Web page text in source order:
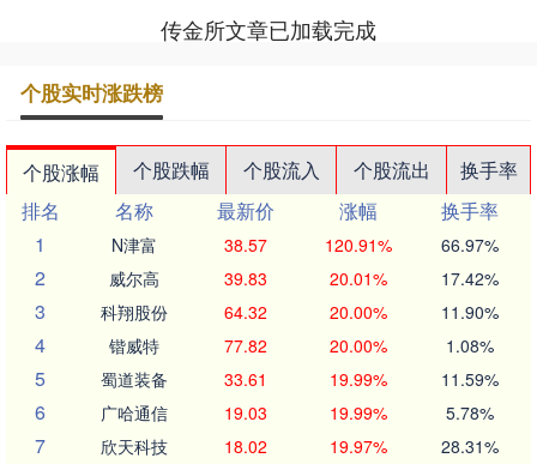
传金所文章已加载完成
个股实时涨跌榜
个股涨幅 个股跌幅 个股流入 个股流出
换手率
排名
名称 最新价 涨幅
换手率
1
N津富 38.57 120.91% 66.97%
2 威尔高 39.83 20.01% 17.42%
3 科翔股份 64.32 20.00% 11.90%
4 锴威特 77.82 20.00% 1.08%
5 蜀道装备 33.61 19.99% 11.59%
6 广哈通信 19.03 19.99% 5.78%
7 欣天科技 18.02 19.97% 28.31%